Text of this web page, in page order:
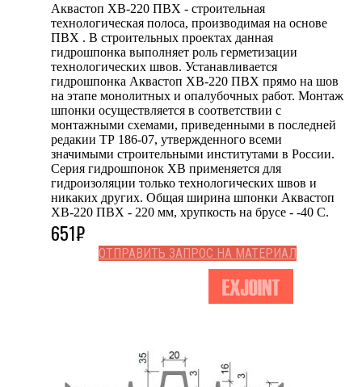
Аквастоп ХВ-220 ПВХ - строительная
технологическая полоса, производимая на основе
ПВХ . В строительных проектах данная
гидрошпонка выполняет роль герметизации
технологических швов. Устанавливается
гидрошпонка Аквастоп ХВ-220 ПВХ прямо на шов
на этапе монолитных и опалубочных работ. Монтаж
шпонки осуществляется в соответствии с
монтажными схемами, приведенными в последней
редакии ТР 186-07, утвержденного всеми
значимыми строительными институтами в России.
Серия гидрошпонок ХВ применяется для
гидроизоляции только технологических швов и
никаких других. Общая ширина шпонки Аквастоп
ХВ-220 ПВХ - 220 мм, хрупкость на брусе - -40 С.
651₽
ОТПРАВИТЬ ЗАПРОС НА МАТЕРИАЛ